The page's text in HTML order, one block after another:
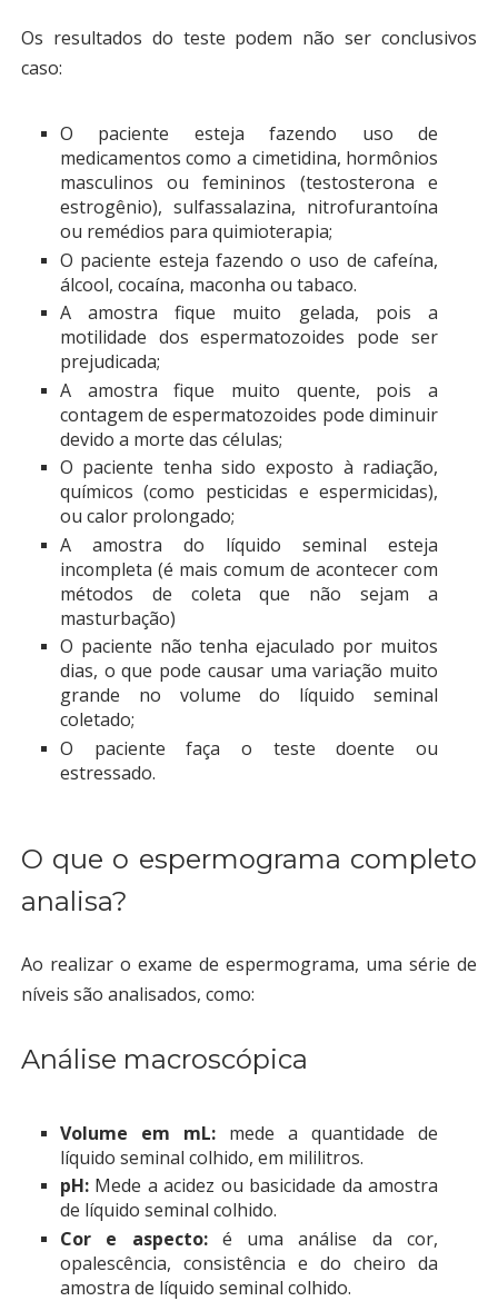
Os resultados do teste podem não ser conclusivos
caso:
O paciente esteja fazendo uso de
medicamentos como a cimetidina, hormônios
masculinos ou femininos (testosterona e
estrogênio), sulfassalazina, nitrofurantoína
ou remédios para quimioterapia;
O paciente esteja fazendo o uso de cafeína,
álcool, cocaína, maconha ou tabaco.
A amostra fique muito gelada, pois a
motilidade dos espermatozoides pode ser
prejudicada;
A amostra fique muito quente, pois a
contagem de espermatozoides pode diminuir
devido a morte das células;
O paciente tenha sido exposto à radiação,
químicos (como pesticidas e espermicidas),
ou calor prolongado;
A amostra do líquido seminal esteja
incompleta (é mais comum de acontecer com
métodos de coleta que não sejam a
masturbação)
O paciente não tenha ejaculado por muitos
dias, o que pode causar uma variação muito
grande no volume do líquido seminal
coletado;
O paciente faça o teste doente ou
estressado.
O que o espermograma completo
analisa?
Ao realizar o exame de espermograma, uma série de
níveis são analisados, como:
Análise macroscópica
Volume em mL:mede a quantidade de
líquido seminal colhido, em mililitros.
pH:Mede a acidez ou basicidade da amostra
de líquido seminal colhido.
Cor e aspecto:é uma análise da cor,
opalescência, consistência e do cheiro da
amostra de líquido seminal colhido.